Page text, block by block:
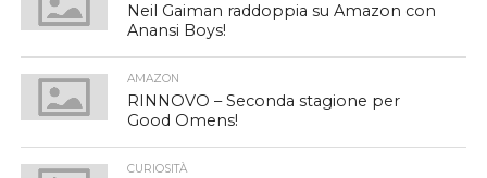
Neil Gaiman raddoppia su Amazon con
Anansi Boys!
AMAZON
RINNOVO – Seconda stagione per
Good Omens!
CURIOSITÀ